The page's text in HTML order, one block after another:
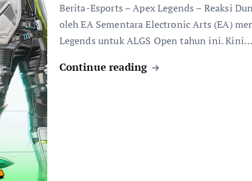
Berita-Esports – Apex Legends – Reaksi
oleh EA Sementara Electronic Arts (EA)
Legends untuk ALGS Open tahun ini. Kini…
Continue reading